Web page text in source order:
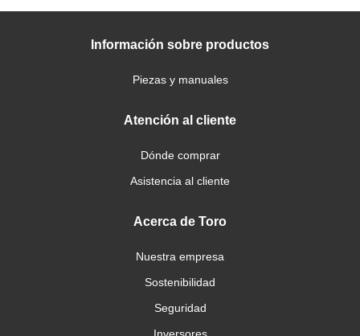
Información sobre productos
Piezas y manuales
Atención al cliente
Dónde comprar
Asistencia al cliente
Acerca de Toro
Nuestra empresa
Sostenibilidad
Seguridad